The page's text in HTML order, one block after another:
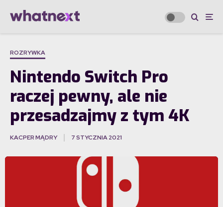
ROZRYWKA
Nintendo Switch Pro
raczej pewny, ale nie
przesadzajmy z tym 4K
KACPER MĄDRY 7 STYCZNIA 2021